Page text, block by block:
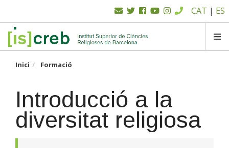
contingut
superior
SK
CAT | ES
Inici Formació
Introducció a la
diversitat religiosa